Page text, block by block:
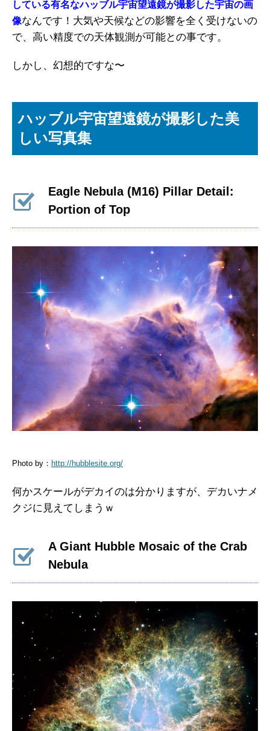
している有名なハッブル宇宙望遠鏡が撮影した宇宙の画
像なんです！大気や天候などの影響を全く受けないの
で、高い精度での天体観測が可能との事です。
しかし、幻想的ですな〜
ハッブル宇宙望遠鏡が撮影した美
しい写真集
Eagle Nebula (M16) Pillar Detail:
Portion of Top
Photo by： http://hubblesite.org/
何かスケールがデカイのは分かりますが、デカいナメ
クジに見えてしまうｗ
A Giant Hubble Mosaic of the Crab
Nebula